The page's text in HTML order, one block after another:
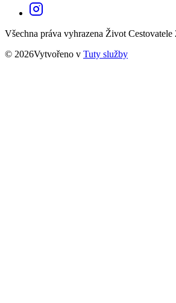
Všechna práva vyhrazena Život Cestovatele
© 2026Vytvořeno v Tuty služby